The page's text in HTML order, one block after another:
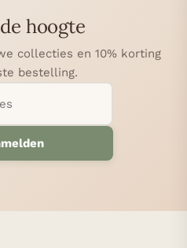
hoogte
collecties en 10% korting
bestelling.